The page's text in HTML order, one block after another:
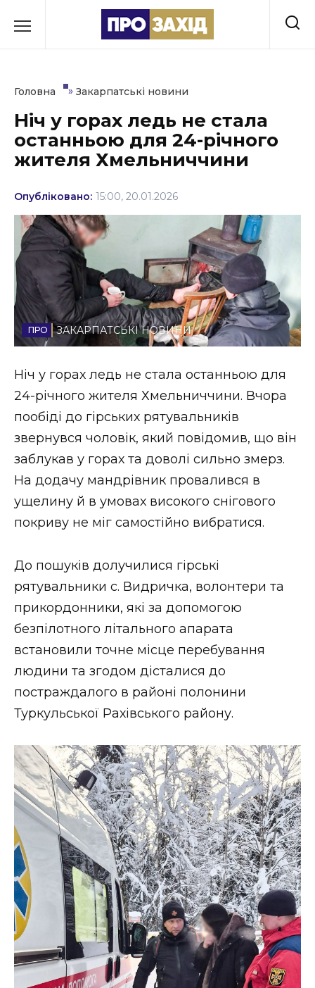
до
Культура
Освіта
Події
Політика
Соціум
Спорт
Стиль життя
Втрачений Ужгород (відеоверсія)
ЗАКАРПАТСЬКІ НОВИНИ
НОВИНИ ЗАХІДНОЇ УКРАЇНИ
ФОТО
ВІДЕО
Головна » Закарпатські новини
Ніч у горах ледь не стала
останньою для 24-річного
жителя Хмельниччини
Опубліковано: 15:00, 20.01.2026
ЗАКАРПАТСЬКІ НОВИНИ
Ніч у горах ледь не стала останньою для
24-річного жителя Хмельниччини. Вчора
пообіді до гірських рятувальників
звернувся чоловік, який повідомив, що він
заблукав у горах та доволі сильно змерз.
На додачу мандрівник провалився в
ущелину й в умовах високого снігового
покриву не міг самостійно вибратися.
До пошуків долучилися гірські
рятувальники с. Видричка, волонтери та
прикордонники, які за допомогою
безпілотного літального апарата
встановили точне місце перебування
людини та згодом дісталися до
постраждалого в районі полонини
Туркульської Рахівського району.